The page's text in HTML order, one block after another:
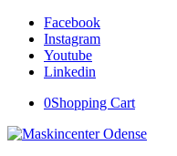
Facebook
Instagram
Youtube
Linkedin
0Shopping Cart